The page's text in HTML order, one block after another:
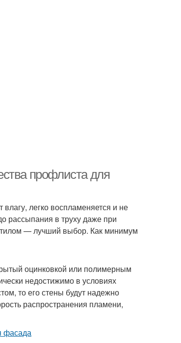
профлиста для
легко воспламеняется и не
рассыпания в труху даже при
— лучший выбор. Как минимум
оцинковкой или полимерным
недостижимо в условиях
то его стены будут надежно
распространения пламени,